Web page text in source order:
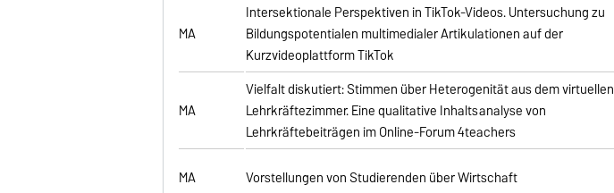
MA
Intersektionale Perspektiven in TikTok-Videos. Untersuchung zu
Bildungspotentialen multimedialer Artikulationen auf der
Kurzvideoplattform TikTok
MA
Vielfalt diskutiert: Stimmen über Heterogenität aus dem virtuellen
Lehrkräftezimmer. Eine qualitative Inhaltsanalyse von
Lehrkräftebeiträgen im Online-Forum 4teachers
MA Vorstellungen von Studierenden über Wirtschaft